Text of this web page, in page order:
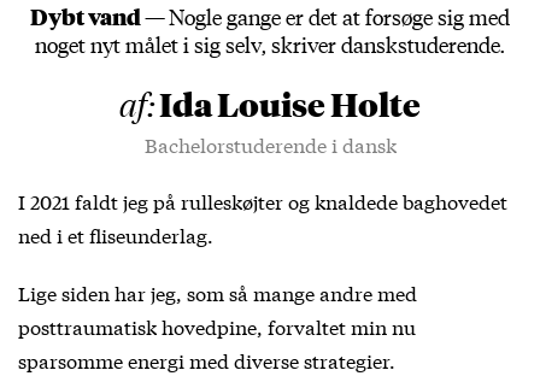
Dybt vand —Nogle gange er det at forsøge sig med
noget nyt målet i sig selv, skriver danskstuderende.
af:Ida Louise Holte
Bachelorstuderende i dansk
I 2021 faldt jeg på rulleskøjter og knaldede baghovedet
ned i et fliseunderlag.
Lige siden har jeg, som så mange andre med
posttraumatisk hovedpine, forvaltet min nu
sparsomme energi med diverse strategier.